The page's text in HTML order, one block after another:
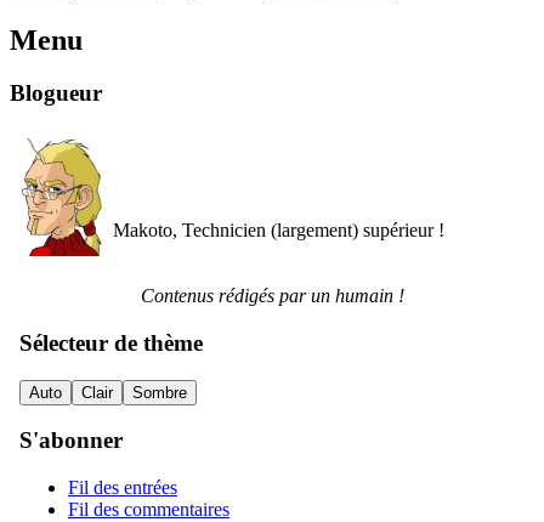
Menu
Blogueur
Makoto, Technicien (largement) supérieur !
Contenus rédigés par un humain !
Sélecteur de thème
Auto Clair Sombre
S'abonner
Fil des entrées
Fil des commentaires